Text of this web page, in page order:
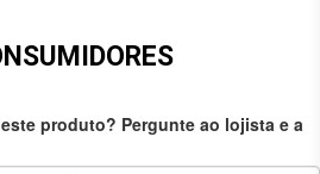
produto? Pergunte ao lojista e a